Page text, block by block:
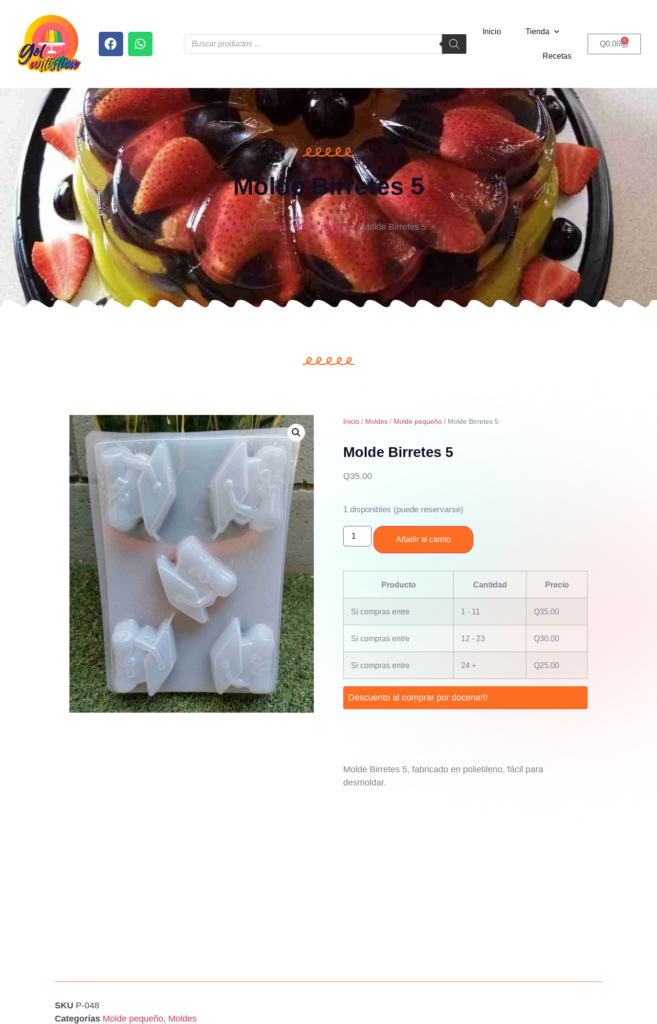
Inicio Tienda
Recetas
Q0.00 0
Molde Birretes 5
Inicio / Moldes/Molde pequeño/ Molde Birretes 5
Inicio / Moldes / Molde pequeño / Molde Birretes 5
Molde Birretes 5
Q35.00
1 disponibles (puede reservarse)
Añadir al carrito
Producto Cantidad Precio
Si compras entre 1 - 11 Q35.00
Si compras entre 12 - 23 Q30.00
Si compras entre 24 + Q25.00
Descuento al comprar por docena!!!
Molde Birretes 5, fabricado en polietileno, fácil para
desmoldar.
SKU P-048
Categorías Molde pequeño, Moldes